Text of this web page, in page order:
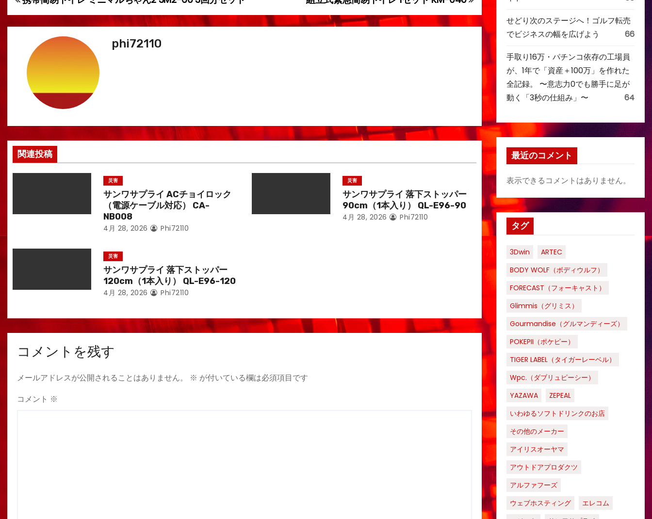
稿
ビ
ゲ
シ
ョ
ン
phi72110
関連投稿
災害
サンワサプライ ACチョイロック
（電源ケーブル対応） CA-
NB008
4月 28, 2026 Phi72110
災害
サンワサプライ 落下ストッパー
90cm（1本入り） QL-E96-90
4月 28, 2026 Phi72110
災害
サンワサプライ 落下ストッパー
120cm（1本入り） QL-E96-120
4月 28, 2026 Phi72110
コメントを残す
メールアドレスが公開されることはありません。 ※ が付いている欄は必須項目です
コメント ※
せどり次のステージへ！ゴルフ転売
でビジネスの幅を広げよう
66
手取り16万・パチンコ依存の工場員
が、1年で「資産＋100万」を作れた
全記録。 〜意志力0でも勝手に足が
動く「3秒の仕組み」〜
64
最近のコメント
表示できるコメントはありません。
タグ
3Dwin
ARTEC
BODY WOLF（ボディウルフ）
FORECAST（フォーキャスト）
Glimmis（グリミス）
Gourmandise（グルマンディーズ）
POKEPII（ポケピー）
TIGER LABEL（タイガーレーベル）
Wpc.（ダブリュピーシー）
YAZAWA
ZEPEAL
いわゆるソフトドリンクのお店
その他のメーカー
アイリスオーヤマ
アウトドアプロダクツ
アルファフーズ
ウェブホスティング
エレコム